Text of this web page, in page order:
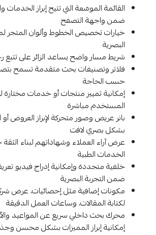
القائمة الموسّعة التي تتيح إبراز
ضمن واجهة التصفح
خيارات تخصيص الخطوط وألوان المتجر
البصرية
شريط مسار واضح يساعد الزائر على تتبع
فلاتر وتصنيفات بحث متقدمة تسمح
حسب الحاجة
إمكانية تمييز منتجات أو خدمات مختارة
المستخدم مباشرة
بانر عريض وصور متحركة لإبراز العروض
بشكل بصري لافت
عرض آراء العملاء وشهاداتهم لبناء
الخدمات الطبية
خلفية متجددة وإمكانية إدراج فيديو
ضمن التجربة البصرية
مكونات إضافية مثل إحصائيات، عرض
لكتابة المقالات، وساعات العمل الدقيقة
محرك بحث داخلي سريع عن المواعيد
إمكانية إبراز المميزات بشكل محسن